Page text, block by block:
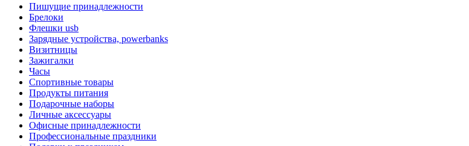
Пишущие принадлежности
Брелоки
Флешки usb
Зарядные устройства, powerbanks
Визитницы
Зажигалки
Часы
Спортивные товары
Продукты питания
Подарочные наборы
Личные аксессуары
Офисные принадлежности
Профессиональные праздники